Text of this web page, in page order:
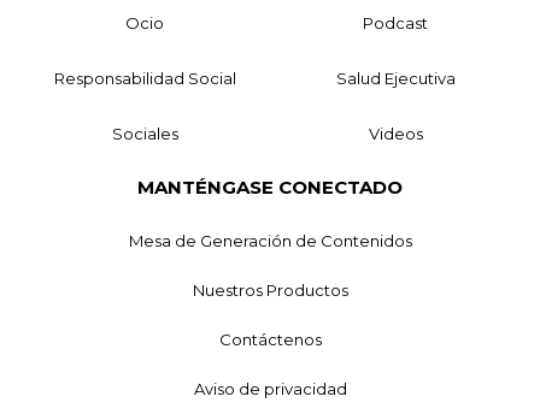
Ocio Podcast
Responsabilidad Social Salud Ejecutiva
Sociales Videos
MANTÉNGASE CONECTADO
Mesa de Generación de Contenidos
Nuestros Productos
Contáctenos
Aviso de privacidad